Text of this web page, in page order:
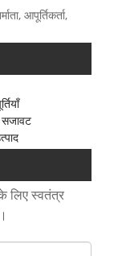
आपूर्तिकर्ता,
सजावट
लिए स्वतंत्र